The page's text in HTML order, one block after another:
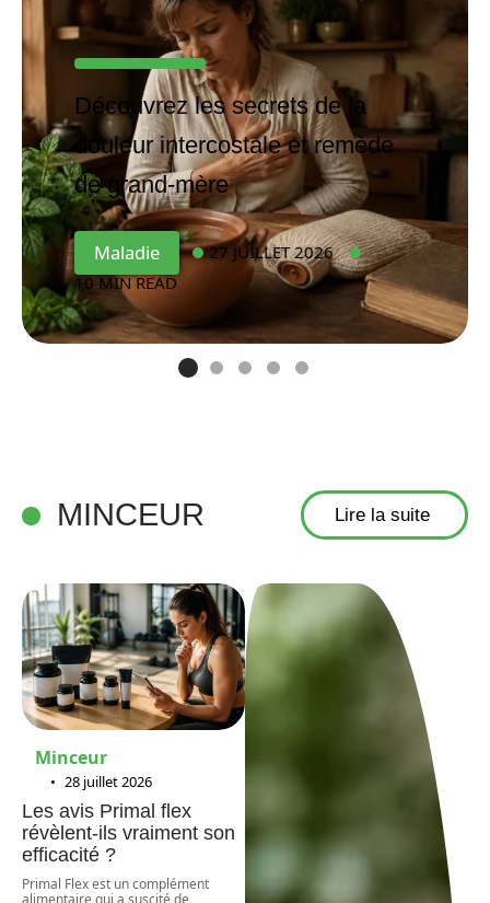
Découvrez les secrets de la
douleur intercostale et remède
de grand-mère
Maladie
27 JUILLET 2026
10 MIN READ
MINCEUR Lire la suite
Minceur
28 juillet 2026
Les avis Primal flex
révèlent-ils vraiment son
efficacité ?
Primal Flex est un complément